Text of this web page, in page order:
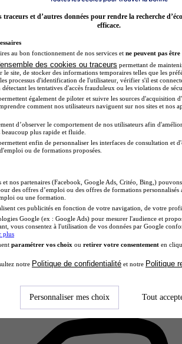
par des centres non partenaires (non
aucune rémunération à notre plateforme,
des centres partenaires et sont également
sont reconnaissables par le fait qu’elles ne
consultez nosrègles de fonctionnement de
privé Joseph Wresinski
traceurs et d’autres données pour rendre la recherche
efficace.
au bon fonctionnement de nos services et ne peuvent pas être
des cookies ou traceurs permettant de
le site, de stocker des informations temporaires telles que les
processus d'identification de l'utilisateur, vérifier s'il est
les tentatives d'accès frauduleux ou les violations de
également de piloter et suivre les sources d'acquisition
comment nos utilisateurs naviguent sur nos sites et nos
d’observer le comportement de nos utilisateurs afin
plus rapide et fluide.
enfin de personnaliser les interfaces de consultation et
ou de formations proposées.
et nos partenaires (Facebook, Google Ads, Critéo, Bing,)
des offres d’emploi ou des offres de formations
ou une formation.
ces publicités en fonction de votre navigation, de votre
Google (ex : Google Ads) pour mesurer l'audience et
vous consentez à l'utilisation de vos données par Google
plus
paramétrer vos choix ou retirer votre consentement en
notre Politique de confidentialité et notre Politique
Personnaliser mes choix Tout